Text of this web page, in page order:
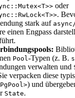
oder
.
stark auf
einen Engpass
Pool-Typen (z. B.
verwalten und
verpacken diese
) und
State.